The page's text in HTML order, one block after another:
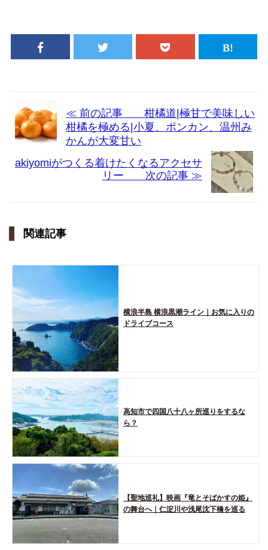
≪ 前の記事 柑橘道|極甘で美味しい
柑橘を極める|小夏、ポンカン、温州み
かんが大変甘い
akiyomiがつくる着けたくなるアクセサ
リー 次の記事 ≫
関連記事
横浪半島 横浪黒潮ライン｜お気に入りの
ドライブコース
高知市で四国八十八ヶ所巡りをするな
ら？
【聖地巡礼】映画『竜とそばかすの姫』
の舞台へ｜仁淀川や浅尾沈下橋を巡る